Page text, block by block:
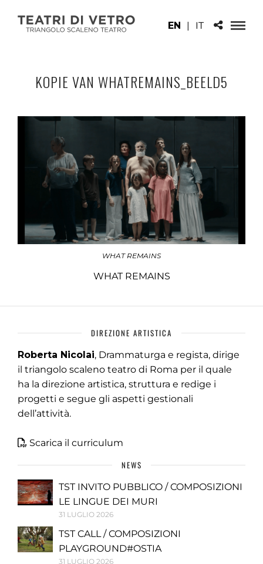
EN | IT
KOPIE VAN WHATREMAINS_BEELD5
WHAT REMAINS
WHAT REMAINS
DIREZIONE ARTISTICA
Roberta Nicolai, Drammaturga e regista, dirige
il triangolo scaleno teatro di Roma per il quale
ha la direzione artistica, struttura e redige i
progetti e segue gli aspetti gestionali
dell’attività.
Scarica il curriculum
NEWS
TST INVITO PUBBLICO / COMPOSIZIONI
LE LINGUE DEI MURI
31 LUGLIO 2026
TST CALL / COMPOSIZIONI
PLAYGROUND#OSTIA
31 LUGLIO 2026